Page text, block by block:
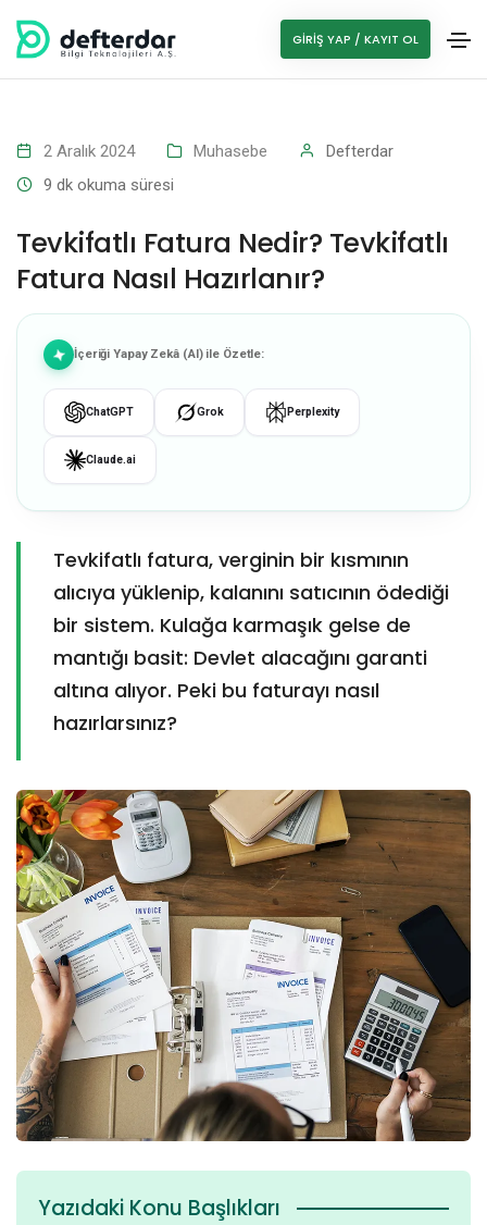
GIRIŞ YAP / KAYIT OL
2 Aralık 2024 Muhasebe
Defterdar
9 dk okuma süresi
Tevkifatlı Fatura Nedir? Tevkifatlı
Fatura Nasıl Hazırlanır?
İçeriği Yapay Zekâ (AI) ile Özetle:
ChatGPT Grok Perplexity
Claude.ai
Tevkifatlı fatura, verginin bir kısmının
alıcıya yüklenip, kalanını satıcının ödediği
bir sistem. Kulağa karmaşık gelse de
mantığı basit: Devlet alacağını garanti
altına alıyor. Peki bu faturayı nasıl
hazırlarsınız?
Yazıdaki Konu Başlıkları